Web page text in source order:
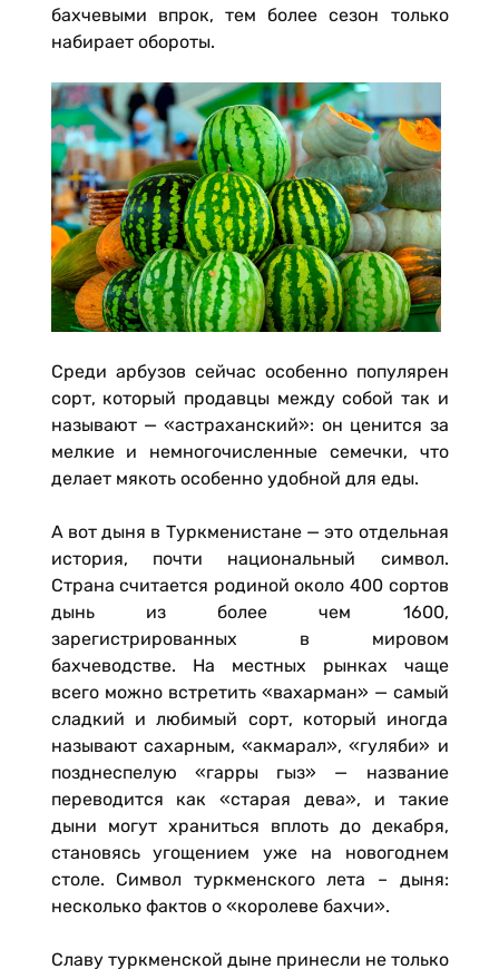
бахчевыми впрок, тем более сезон только
набирает обороты.
Среди арбузов сейчас особенно популярен
сорт, который продавцы между собой так и
называют — «астраханский»: он ценится за
мелкие и немногочисленные семечки, что
делает мякоть особенно удобной для еды.
А вот дыня в Туркменистане — это отдельная
история, почти национальный символ.
Страна считается родиной около 400 сортов
дынь из более чем 1600,
зарегистрированных в мировом
бахчеводстве. На местных рынках чаще
всего можно встретить «вахарман» — самый
сладкий и любимый сорт, который иногда
называют сахарным, «акмарал», «гуляби» и
позднеспелую «гарры гыз» — название
переводится как «старая дева», и такие
дыни могут храниться вплоть до декабря,
становясь угощением уже на новогоднем
столе. Символ туркменского лета – дыня:
несколько фактов о «королеве бахчи».
Славу туркменской дыне принесли не только